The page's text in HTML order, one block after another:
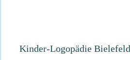
Kinder-Logopädie Bielefeld